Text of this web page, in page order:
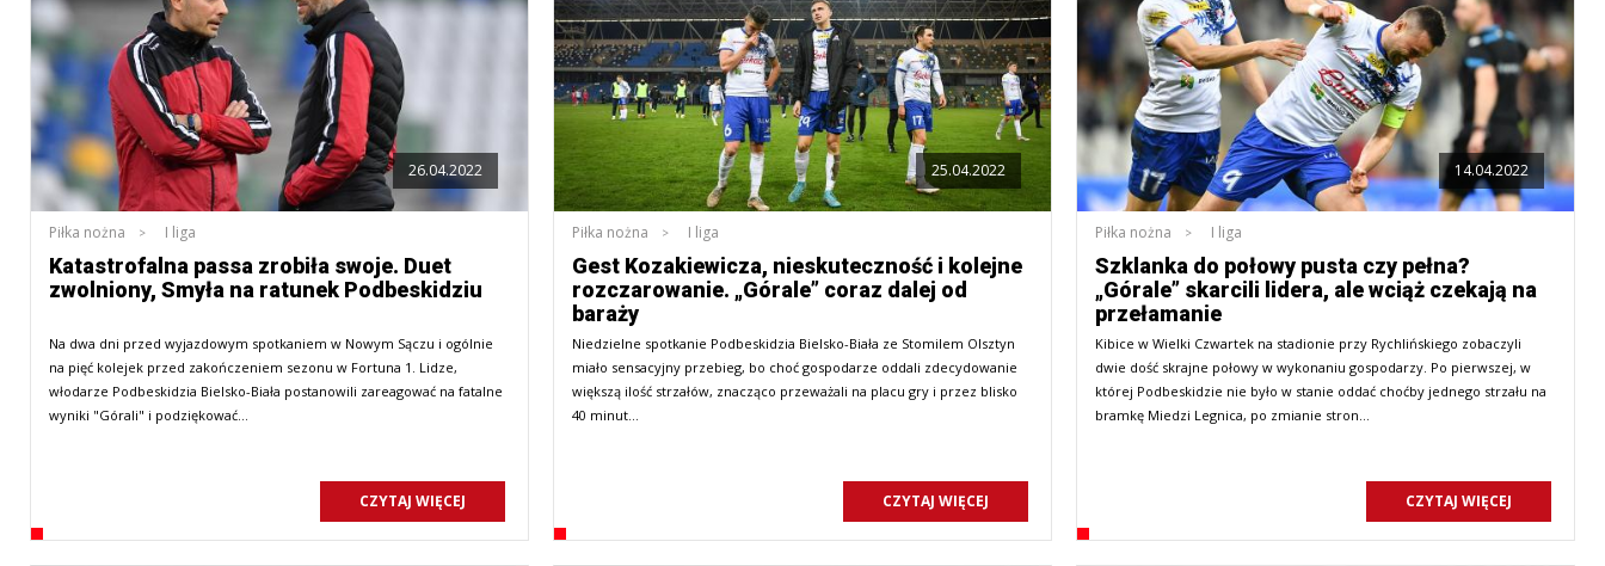
26.04.2022
Piłka nożna I liga
Katastrofalna passa zrobiła swoje. Duet
zwolniony, Smyła na ratunek Podbeskidziu
Na dwa dni przed wyjazdowym spotkaniem w Nowym Sączu i ogólnie
na pięć kolejek przed zakończeniem sezonu w Fortuna 1. Lidze,
włodarze Podbeskidzia Bielsko-Biała postanowili zareagować na fatalne
wyniki "Górali" i podziękować…
CZYTAJ WIĘCEJ
25.04.2022
Piłka nożna I liga
Gest Kozakiewicza, nieskuteczność i kolejne
rozczarowanie. „Górale” coraz dalej od
baraży
Niedzielne spotkanie Podbeskidzia Bielsko-Biała ze Stomilem Olsztyn
miało sensacyjny przebieg, bo choć gospodarze oddali zdecydowanie
większą ilość strzałów, znacząco przeważali na placu gry i przez blisko
40 minut…
CZYTAJ WIĘCEJ
14.04.2022
Piłka nożna I liga
Szklanka do połowy pusta czy pełna?
„Górale” skarcili lidera, ale wciąż czekają na
przełamanie
Kibice w Wielki Czwartek na stadionie przy Rychlińskiego zobaczyli
dwie dość skrajne połowy w wykonaniu gospodarzy. Po pierwszej, w
której Podbeskidzie nie było w stanie oddać choćby jednego strzału na
bramkę Miedzi Legnica, po zmianie stron…
CZYTAJ WIĘCEJ